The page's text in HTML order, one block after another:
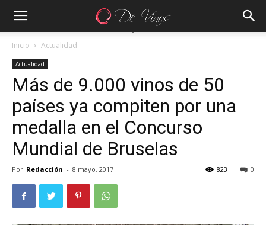
Inicio Actualidad
Actualidad
Más de 9.000 vinos de 50
países ya compiten por una
medalla en el Concurso
Mundial de Bruselas
Por Redacción - 8 mayo, 2017 0
823